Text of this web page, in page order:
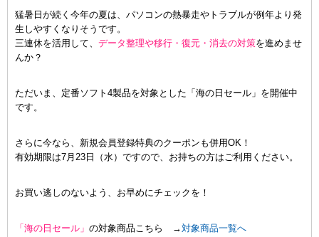
猛暑日が続く今年の夏は、パソコンの熱暴走やトラブルが例年より発
生しやすくなりそうです。
三連休を活用して、 データ整理や移行・復元・消去の対策を進めませ
んか？
ただいま、定番ソフト4製品を対象とした「海の日セール」を開催中
です。
さらに今なら、新規会員登録特典のクーポンも併用OK！
有効期限は7月23日（水）ですので、お持ちの方はご利用ください。
お買い逃しのないよう、お早めにチェックを！
「海の日セール」 の対象商品こちら →対象商品一覧へ